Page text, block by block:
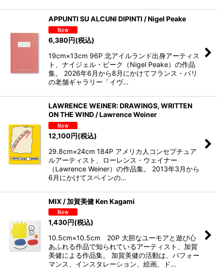
APPUNTI SU ALCUNI DIPINTI / Nigel Peake
6,380円(税込)
19cm×13cm 96P 北アイルランド出身アーティス
ト、ナイジェル・ピーク（Nigel Peake）の作品
集。 2026年6月から8月にかけてフランス・パリ
の老舗ギャラリー「イヴ…
LAWRENCE WEINER: DRAWINGS, WRITTEN
ON THE WIND / Lawrence Weiner
12,100円(税込)
29.8cm×24cm 184P アメリカ人コンセプチュア
ルアーティスト、ローレンス・ウェイナー
（Lawrence Weiner）の作品集。 2013年3月から
6月にかけてスペインの…
MIX / 加賀美健 Ken Kagami
1,430円(税込)
10.5cm×10.5cm 20P 大胆なユーモアと遊び心
あふれる作品で知られているアーティスト、加賀
美健による作品集。 加賀美健の活動は、パフォー
マンス、インスタレーション、絵画、ド…